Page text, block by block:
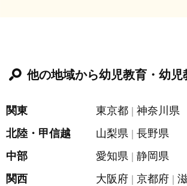
他の地域から幼児教育・幼
関東 東京都
神奈川県
北陸・甲信越
山梨県
長野県
中部
愛知県
静岡県
関西
大阪府 京都府